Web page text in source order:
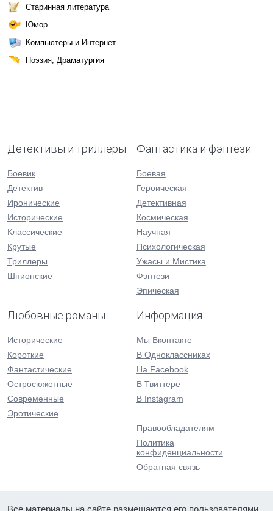
Старинная литература
Юмор
Компьютеры и Интернет
Поэзия, Драматургия
Детективы и триллеры
Боевик
Детектив
Иронические
Исторические
Классические
Крутые
Триллеры
Шпионские
Фантастика и фэнтези
Боевая
Героическая
Детективная
Космическая
Научная
Психологическая
Ужасы и Мистика
Фэнтези
Эпическая
Любовные романы
Исторические
Короткие
Фантастические
Остросюжетные
Современные
Эротические
Информация
Мы Вконтакте
В Одноклассниках
На Facebook
В Твиттере
В Instagram
Правообладателям
Политика
конфиденциальности
Обратная связь
Все материалы на сайте размещаются его пользователями.